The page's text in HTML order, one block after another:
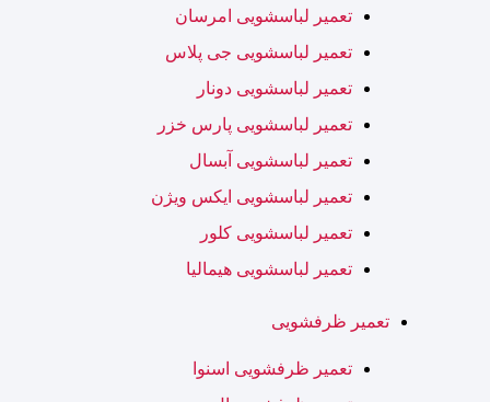
تعمیر لباسشویی امرسان
تعمیر لباسشویی جی پلاس
تعمیر لباسشویی دونار
تعمیر لباسشویی پارس خزر
تعمیر لباسشویی آبسال
تعمیر لباسشویی ایکس ویژن
تعمیر لباسشویی کلور
تعمیر لباسشویی هیمالیا
تعمیر ظرفشویی
تعمیر ظرفشویی اسنوا